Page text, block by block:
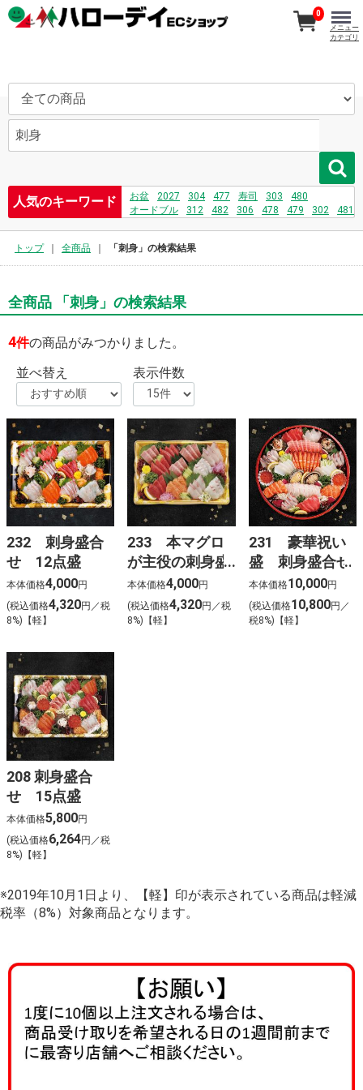
人気のキーワード お盆 2027 304 477 寿司 303
480
オードブル
312 482 306 478 479 302
481
0
メニュー
カテゴリ
トップ 全商品 「刺身」の検索結果
全商品 「刺身」の検索結果
4件の商品がみつかりました。
並べ替え
表示件数
232 刺身盛合
せ 12点盛
本体価格4,000円
(税込価格4,320円／税
8%)【軽】
233 本マグロ
が主役の刺身盛
合せ
本体価格4,000円
(税込価格4,320円／税
8%)【軽】
231 豪華祝い
盛 刺身盛合せ
本体価格10,000円
(税込価格10,800円／
税8%)【軽】
208 刺身盛合
せ 15点盛
本体価格5,800円
(税込価格6,264円／税
8%)【軽】
※2019年10月1日より、【軽】印が表示されている商品は軽減
税率（8%）対象商品となります。